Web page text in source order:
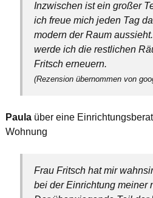
Inzwischen ist ein großer
ich freue mich jeden Tag
modern der Raum
werde ich die restlichen
Fritsch erneuern.
(Rezension übernommen von
Paula über eine
Wohnung
Frau Fritsch hat mir
bei der Einrichtung meiner